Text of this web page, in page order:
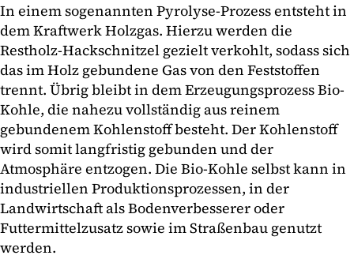
In einem sogenannten Pyrolyse-Prozess entsteht in
dem Kraftwerk Holzgas. Hierzu werden die
Restholz-Hackschnitzel gezielt verkohlt, sodass sich
das im Holz gebundene Gas von den Feststoffen
trennt. Übrig bleibt in dem Erzeugungsprozess Bio-
Kohle, die nahezu vollständig aus reinem
gebundenem Kohlenstoff besteht. Der Kohlenstoff
wird somit langfristig gebunden und der
Atmosphäre entzogen. Die Bio-Kohle selbst kann in
industriellen Produktionsprozessen, in der
Landwirtschaft als Bodenverbesserer oder
Futtermittelzusatz sowie im Straßenbau genutzt
werden.